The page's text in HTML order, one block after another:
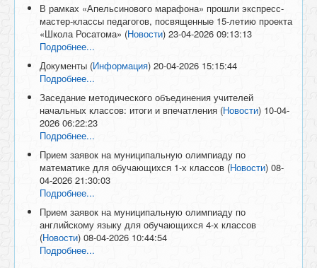
В рамках «Апельсинового марафона» прошли экспресс-
мастер-классы педагогов, посвященные 15-летию проекта
«Школа Росатома» (Новости) 23-04-2026 09:13:13
Подробнее...
Документы (Информация) 20-04-2026 15:15:44
Подробнее...
Заседание методического объединения учителей
начальных классов: итоги и впечатления (Новости) 10-04-
2026 06:22:23
Подробнее...
Прием заявок на муниципальную олимпиаду по
математике для обучающихся 1-х классов (Новости) 08-
04-2026 21:30:03
Подробнее...
Прием заявок на муниципальную олимпиаду по
английскому языку для обучающихся 4-х классов
(Новости) 08-04-2026 10:44:54
Подробнее...